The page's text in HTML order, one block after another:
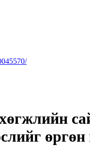
өргөн